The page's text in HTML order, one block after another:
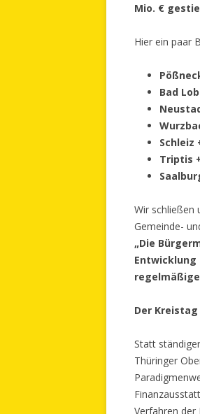
Mio. €
Hier ein paar
Bad
Schleiz
Triptis
Wir schließen
Gemeinde-
„Die
Entwicklung
Der
Statt
Thüringer
Verfahren der